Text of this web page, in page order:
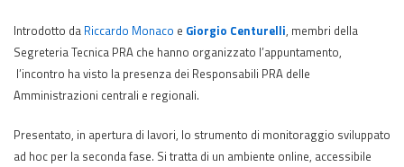
Introdotto da Riccardo Monaco e Giorgio Centurelli, membri della
Segreteria Tecnica PRA che hanno organizzato l’appuntamento,
l’incontro ha visto la presenza dei Responsabili PRA delle
Amministrazioni centrali e regionali.
Presentato, in apertura di lavori, lo strumento di monitoraggio sviluppato
ad hoc per la seconda fase. Si tratta di un ambiente online, accessibile